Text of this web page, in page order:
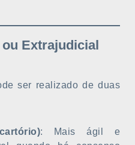
Extrajudicial
ser realizado de duas
: Mais ágil e